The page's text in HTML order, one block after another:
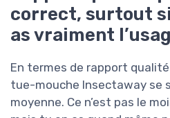
correct, surtout
as vraiment
En termes de rapport
tue-mouche Insectaway se
moyenne. Ce n’est pas le